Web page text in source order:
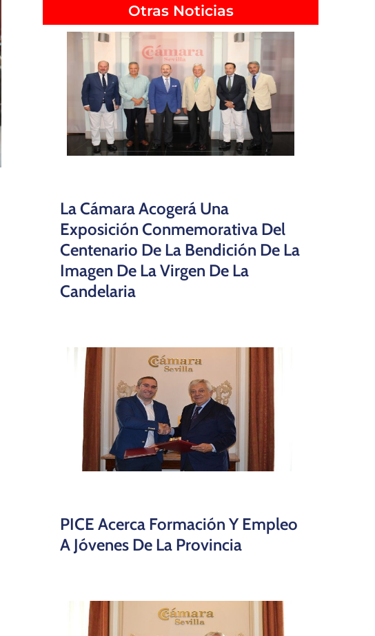
Otras Noticias
La Cámara Acogerá Una
Exposición Conmemorativa Del
Centenario De La Bendición De La
Imagen De La Virgen De La
Candelaria
PICE Acerca Formación Y Empleo
A Jóvenes De La Provincia